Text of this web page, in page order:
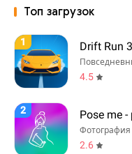
Топ загрузок
1 Drift Run
4.5
2 Pose me
Фотография
2.6